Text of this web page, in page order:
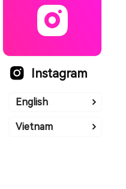
Instagram
English
Vietnam